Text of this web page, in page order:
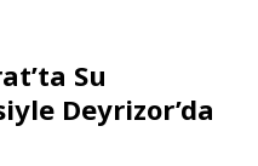
Su
Deyrizor’da